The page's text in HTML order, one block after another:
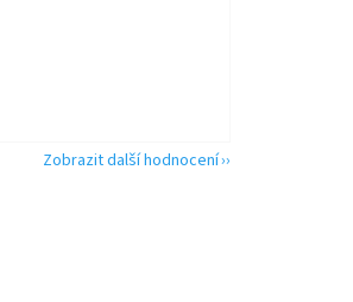
z 5 hvězdiček.
Zobrazit další hodnocení